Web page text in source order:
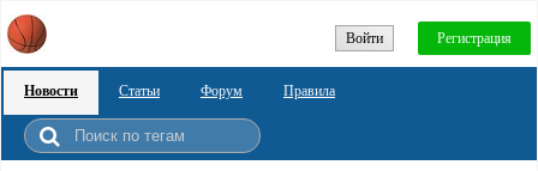
Войти Регистрация
Новости Статьи Форум Правила